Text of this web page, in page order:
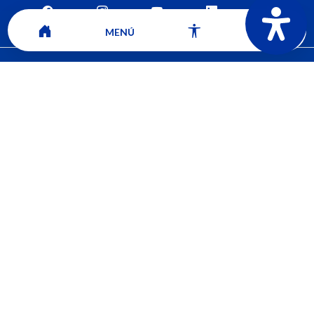
Mapa del sitio Contacto Ver ubicación y horarios de atención
MENÚ